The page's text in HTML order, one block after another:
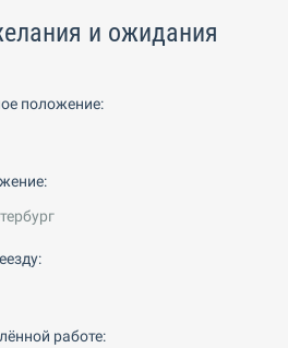
и ожидания
положение:
работе: